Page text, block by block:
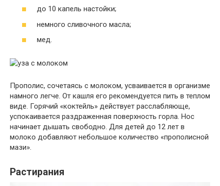
до 10 капель настойки;
немного сливочного масла;
мед.
Прополис, сочетаясь с молоком, усваивается в организме
намного легче. От кашля его рекомендуется пить в теплом
виде. Горячий «коктейль» действует расслабляюще,
успокаивается раздраженная поверхность горла. Нос
начинает дышать свободно. Для детей до 12 лет в
молоко добавляют небольшое количество «прополисной
мази».
Растирания